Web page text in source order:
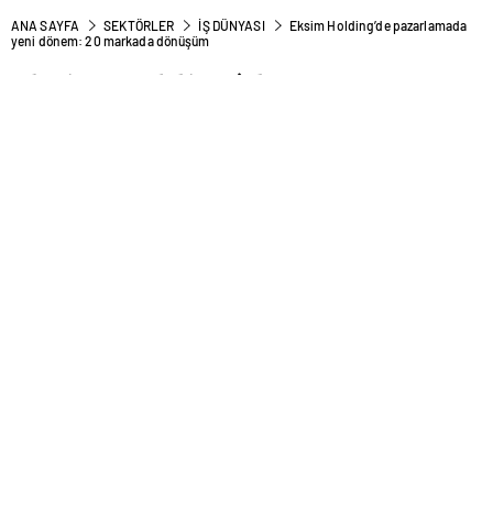
ANA SAYFA SEKTÖRLER İŞ DÜNYASI
Eksim Holding’de pazarlamada
yeni dönem: 20 markada dönüşüm
Eksim Holding’de